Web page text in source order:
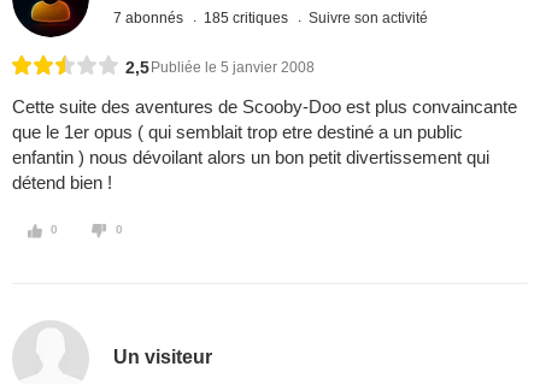
7 abonnés 185 critiques Suivre son activité
2,5 Publiée le 5 janvier 2008
Cette suite des aventures de Scooby-Doo est plus convaincante
que le 1er opus ( qui semblait trop etre destiné a un public
enfantin ) nous dévoilant alors un bon petit divertissement qui
détend bien !
0 0
Un visiteur